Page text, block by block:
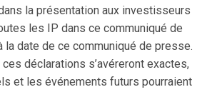
la présentation aux investisseurs
les IP dans ce communiqué de
date de ce communiqué de presse.
déclarations s’avéreront exactes,
et les événements futurs pourraient